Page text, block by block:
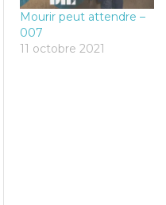
Mourir peut attendre –
007
11 octobre 2021